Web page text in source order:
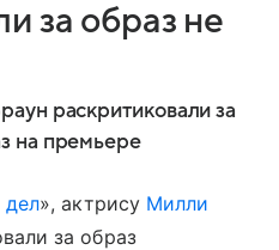
за образ не
раскритиковали за
на премьере
дел», актрису Милли
за образ